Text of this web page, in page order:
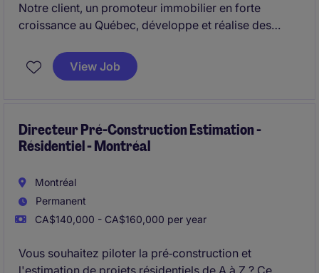
Notre client, un promoteur immobilier en forte
croissance au Québec, développe et réalise des
approche rigoureuse et orientée performance. Dans
un contexte de structuration et d'accélération de ses
projets.
View Job
Directeur Pré-Construction Estimation -
Résidentiel - Montréal
Montréal
Permanent
CA$140,000 - CA$160,000 per year
Vous souhaitez piloter la pré‑construction et
l'estimation de projets résidentiels de A à Z ? Ce